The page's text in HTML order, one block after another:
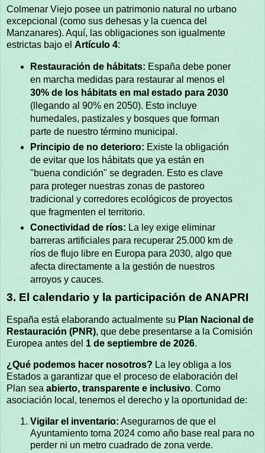
Colmenar Viejo posee un patrimonio natural no urbano
excepcional (como sus dehesas y la cuenca del
Manzanares). Aquí, las obligaciones son igualmente
estrictas bajo el Artículo 4:
Restauración de hábitats: España debe poner
en marcha medidas para restaurar al menos el
30% de los hábitats en mal estado para 2030
(llegando al 90% en 2050). Esto incluye
humedales, pastizales y bosques que forman
parte de nuestro término municipal.
Principio de no deterioro: Existe la obligación
de evitar que los hábitats que ya están en
"buena condición" se degraden. Esto es clave
para proteger nuestras zonas de pastoreo
tradicional y corredores ecológicos de proyectos
que fragmenten el territorio.
Conectividad de ríos: La ley exige eliminar
barreras artificiales para recuperar 25.000 km de
ríos de flujo libre en Europa para 2030, algo que
afecta directamente a la gestión de nuestros
arroyos y cauces.
3. El calendario y la participación de ANAPRI
España está elaborando actualmente su Plan Nacional de
Restauración (PNR), que debe presentarse a la Comisión
Europea antes del 1 de septiembre de 2026.
¿Qué podemos hacer nosotros? La ley obliga a los
Estados a garantizar que el proceso de elaboración del
Plan sea abierto, transparente e inclusivo. Como
asociación local, tenemos el derecho y la oportunidad de:
Vigilar el inventario: Asegurarnos de que el
Ayuntamiento toma 2024 como año base real para no
perder ni un metro cuadrado de zona verde.